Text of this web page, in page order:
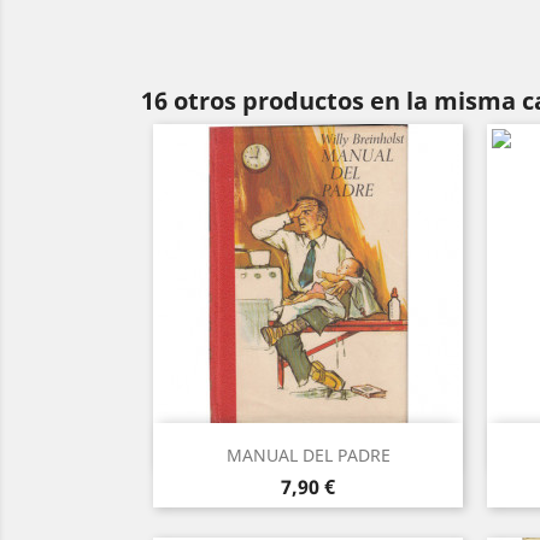
16 otros productos en la misma
MANUAL DEL PADRE
Precio
7,90 €
Vista rápida